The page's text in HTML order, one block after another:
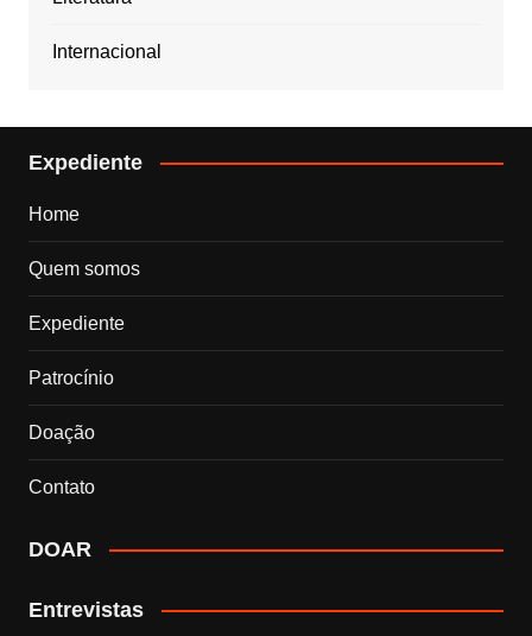
Internacional
Expediente
Home
Quem somos
Expediente
Patrocínio
Doação
Contato
DOAR
Entrevistas